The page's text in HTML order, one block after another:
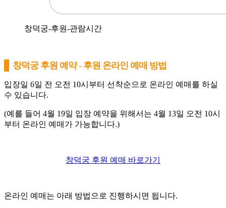
창덕궁-후원-관람시간
창덕궁 후원 예약 - 후원 온라인 예매 방법
입장일 6일 전 오전 10시부터 선착순으로 온라인 예매를 하실
수 있습니다.
(예를 들어 4월 19일 입장 예약을 위해서는 4월 13일 오전 10시
부터 온라인 예매가 가능합니다.)
창덕궁 후원 예매 바로가기
온라인 예매는 아래 방법으로 진행하시면 됩니다.